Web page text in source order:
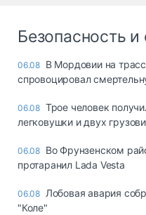
Безопасность и
06.08 В Мордовии на
спровоцировал
06.08 Трое человек
легковушки и двух
06.08 Во Фрунзенском
протаранил Lada Vesta
06.08 Лобовая авария
"Коле"